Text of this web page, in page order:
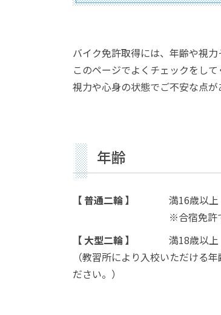
バイク免許取得には、年齢や視
このページでよくチェックをして
視力や心身の状態でご不安な点
年齢
普通二輪
満16歳以上
※合宿免許
大型二輪
満18歳以上
（教習所により入校いただける
ださい。）